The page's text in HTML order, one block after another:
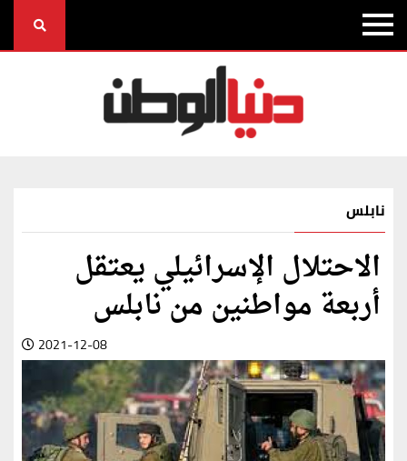
نابلس
الاحتلال الإسرائيلي يعتقل
أربعة مواطنين من نابلس
2021-12-08